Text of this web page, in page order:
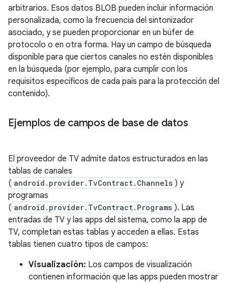
arbitrarios. Esos datos BLOB pueden incluir información
personalizada, como la frecuencia del sintonizador
asociado, y se pueden proporcionar en un búfer de
protocolo o en otra forma. Hay un campo de búsqueda
disponible para que ciertos canales no estén disponibles
en la búsqueda (por ejemplo, para cumplir con los
requisitos específicos de cada país para la protección del
contenido).
Ejemplos de campos de base de datos
El proveedor de TV admite datos estructurados en las
tablas de canales
( android.provider.TvContract.Channels ) y
programas
( android.provider.TvContract.Programs ). Las
entradas de TV y las apps del sistema, como la app de
TV, completan estas tablas y acceden a ellas. Estas
tablas tienen cuatro tipos de campos:
Visualización: Los campos de visualización
contienen información que las apps pueden mostrar